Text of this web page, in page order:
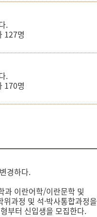
.
127명
.
170명
경하다.
과 이란어학/이란문학 및
과정 및 석·박사통합과정을
부터 신입생을 모집한다.